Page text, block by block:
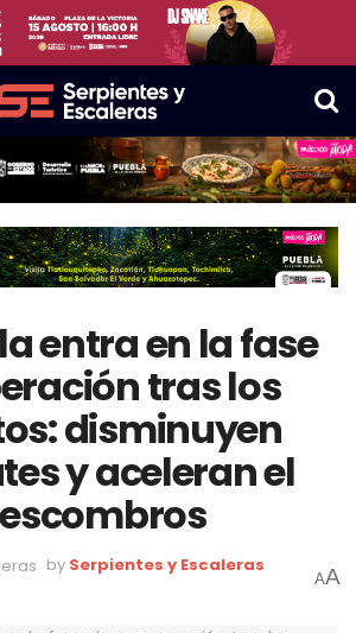
entra en la fase
tras los
disminuyen
y aceleran el
by Serpientes y Escaleras
AA